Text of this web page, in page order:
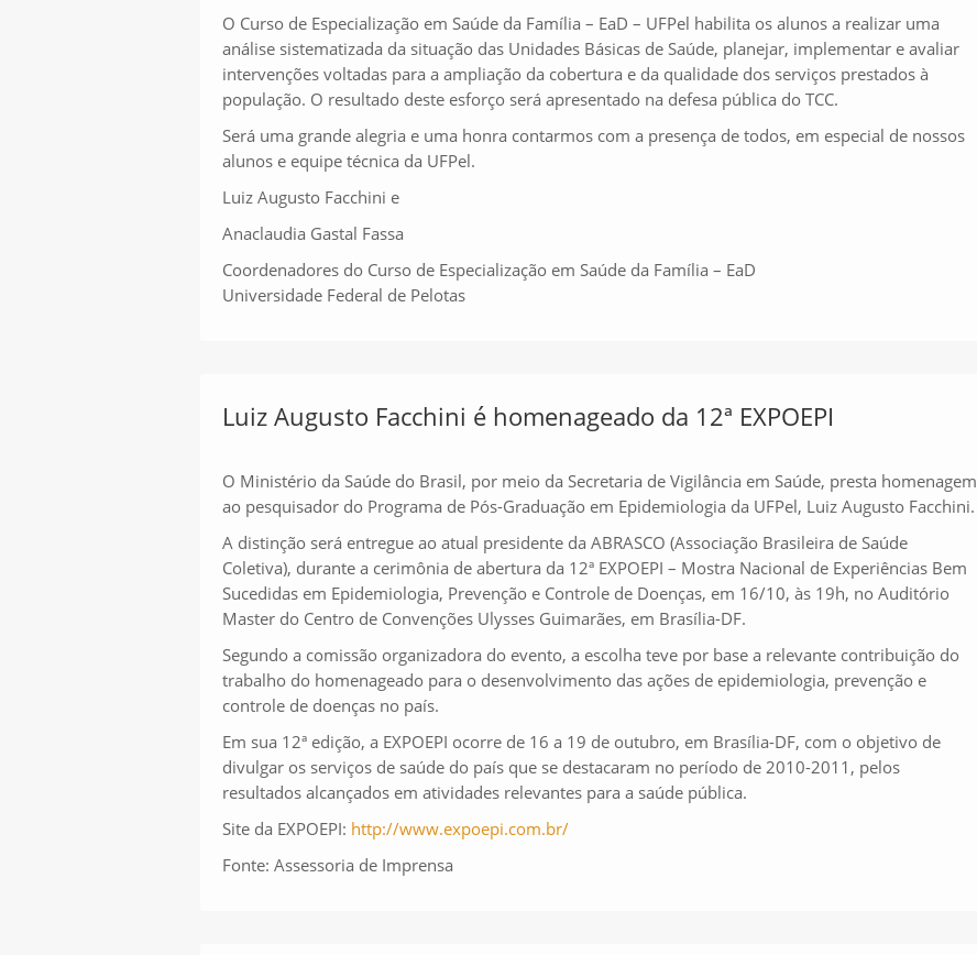
O Curso de Especialização em Saúde da Família – EaD – UFPel habilita os alunos a realizar uma
análise sistematizada da situação das Unidades Básicas de Saúde, planejar, implementar e avaliar
intervenções voltadas para a ampliação da cobertura e da qualidade dos serviços prestados à
população. O resultado deste esforço será apresentado na defesa pública do TCC.
Será uma grande alegria e uma honra contarmos com a presença de todos, em especial de nossos
alunos e equipe técnica da UFPel.
Luiz Augusto Facchini e
Anaclaudia Gastal Fassa
Coordenadores do Curso de Especialização em Saúde da Família – EaD
Universidade Federal de Pelotas
Luiz Augusto Facchini é homenageado da 12ª EXPOEPI
O Ministério da Saúde do Brasil, por meio da Secretaria de Vigilância em Saúde, presta homenagem
ao pesquisador do Programa de Pós-Graduação em Epidemiologia da UFPel, Luiz Augusto Facchini.
A distinção será entregue ao atual presidente da ABRASCO (Associação Brasileira de Saúde
Coletiva), durante a cerimônia de abertura da 12ª EXPOEPI – Mostra Nacional de Experiências Bem
Sucedidas em Epidemiologia, Prevenção e Controle de Doenças, em 16/10, às 19h, no Auditório
Master do Centro de Convenções Ulysses Guimarães, em Brasília-DF.
Segundo a comissão organizadora do evento, a escolha teve por base a relevante contribuição do
trabalho do homenageado para o desenvolvimento das ações de epidemiologia, prevenção e
controle de doenças no país.
Em sua 12ª edição, a EXPOEPI ocorre de 16 a 19 de outubro, em Brasília-DF, com o objetivo de
divulgar os serviços de saúde do país que se destacaram no período de 2010-2011, pelos
resultados alcançados em atividades relevantes para a saúde pública.
Site da EXPOEPI: http://www.expoepi.com.br/
Fonte: Assessoria de Imprensa